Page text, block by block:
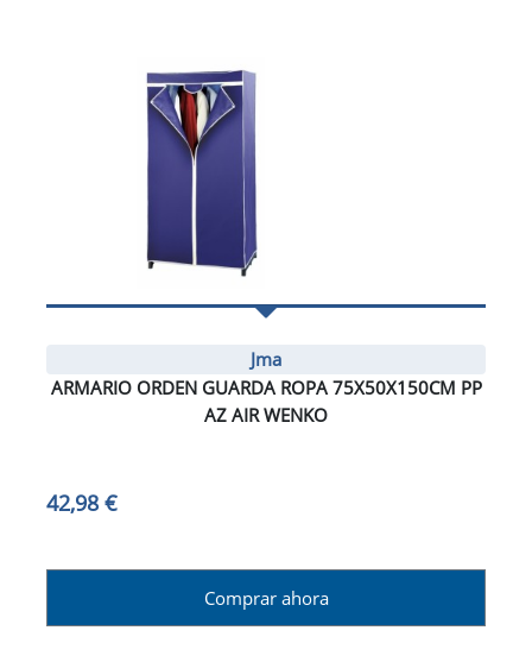
Jma
ARMARIO ORDEN GUARDA ROPA 75X50X150CM PP
AZ AIR WENKO
42,98 €
Comprar ahora